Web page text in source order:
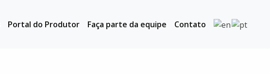
Portal do Produtor Faça parte da equipe Contato